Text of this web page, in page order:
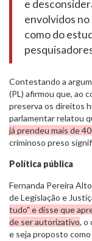
e
envolvidos
como do
Contestando a
(PL) afirmou que, ao
preserva os direitos
parlamentar relatou
já prendeu mais de
criminoso preso
Política pública
Fernanda Pereira
de Legislação e
tudo" e disse que
de ser autorizativo, o
e seja proposto